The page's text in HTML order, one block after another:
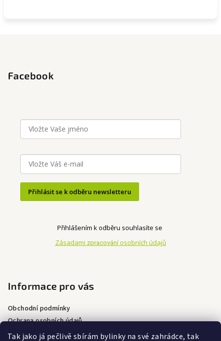
Tak jako já pečlivě sbírám bylinky na své zahrádce, tak
Facebook
Přihlásit se k odběru newsletteru
Přihlášením k odběru souhlasíte se
Zásadami zpracováníosobních údajů
Informace pro vás
Obchodní podmínky
Ochrana osobních údajů
Doprava a platba